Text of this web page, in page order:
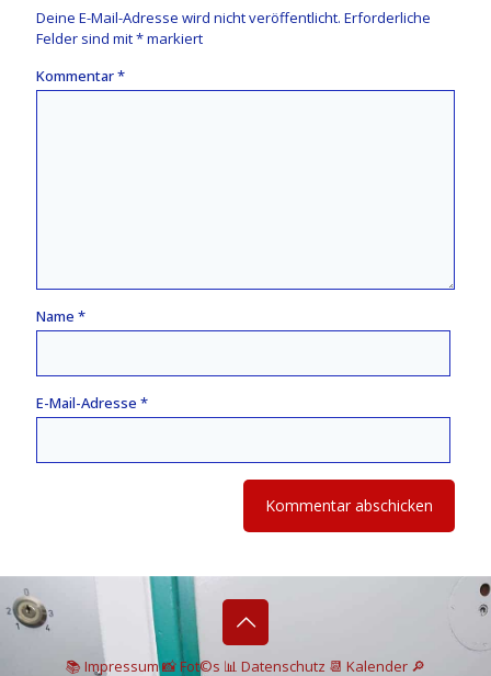
Deine E-Mail-Adresse wird nicht veröffentlicht. Erforderliche
Felder sind mit*markiert
Kommentar*
Name *
E-Mail-Adresse *
📚 Impressum📸Fot©s 📊 Datenschutz 📆 Kalender 🔎